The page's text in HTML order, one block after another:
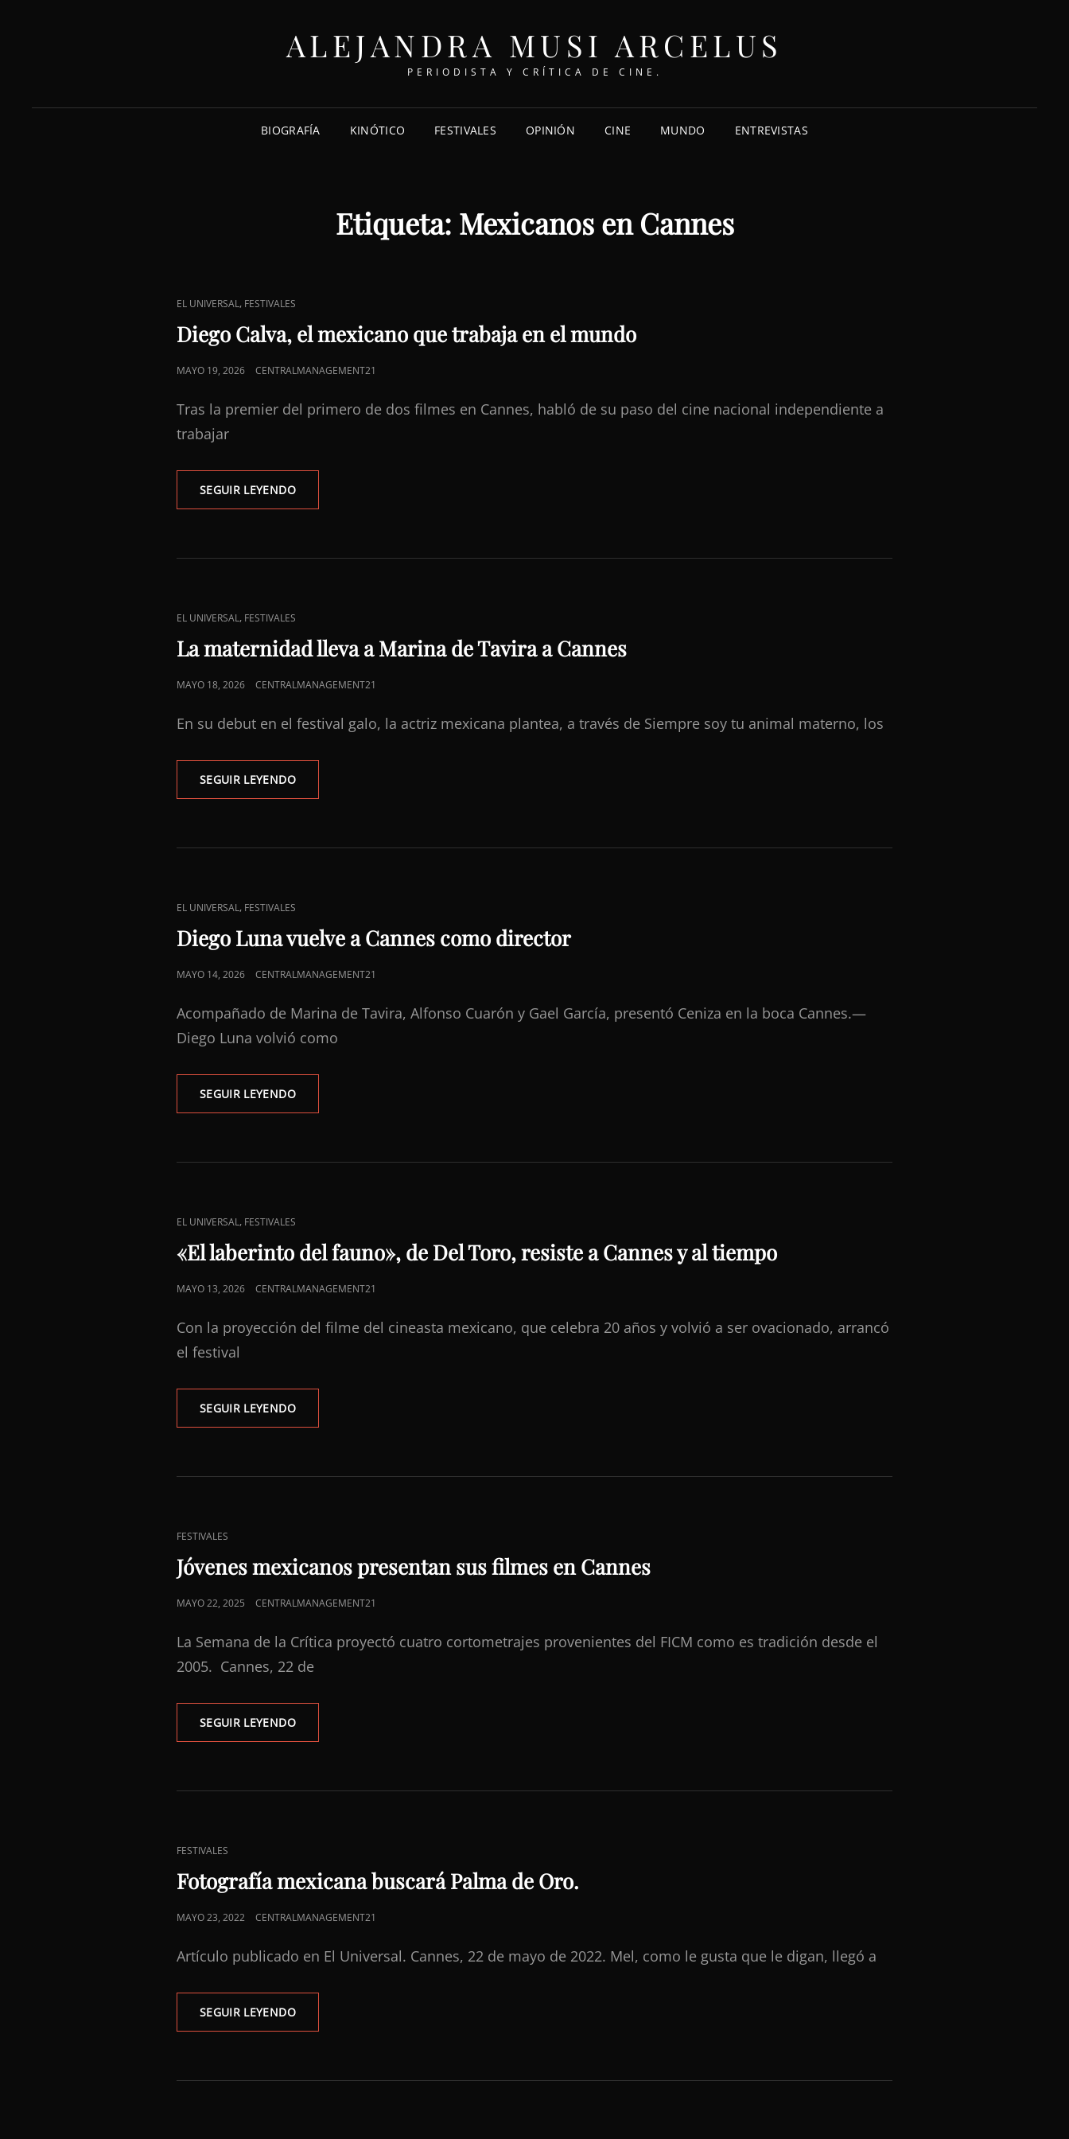
ALEJANDRA MUSI ARCELUS
PERIODISTA Y CRÍTICA DE CINE.
BIOGRAFÍA KINÓTICO FESTIVALES OPINIÓN CINE MUNDO ENTREVISTAS
Etiqueta: Mexicanos en Cannes
ENLACES
DE
CATEGORÍAS
EL UNIVERSAL, FESTIVALES
Diego Calva, el mexicano que trabaja en el mundo
PUBLICADO
MAYO 19, 2026 CENTRALMANAGEMENT21
Tras la premier del primero de dos filmes en Cannes, habló de su paso del cine nacional independiente a
trabajar
SEGUIR LEYENDODIEGO
CALVA,
QUE
MUNDO
ENLACES
DE
CATEGORÍAS
EL UNIVERSAL, FESTIVALES
La maternidad lleva a Marina de Tavira a Cannes
PUBLICADO
MAYO 18, 2026 CENTRALMANAGEMENT21
En su debut en el festival galo, la actriz mexicana plantea, a través de Siempre soy tu animal materno, los
SEGUIR LEYENDOLA
MATERNIDAD
MARINA
CANNES
ENLACES
DE
CATEGORÍAS
EL UNIVERSAL, FESTIVALES
Diego Luna vuelve a Cannes como director
PUBLICADO
MAYO 14, 2026 CENTRALMANAGEMENT21
Acompañado de Marina de Tavira, Alfonso Cuarón y Gael García, presentó Ceniza en la boca Cannes.—
Diego Luna volvió como
SEGUIR LEYENDODIEGO
LUNA
CANNES
ENLACES
DE
CATEGORÍAS
EL UNIVERSAL, FESTIVALES
«El laberinto del fauno», de Del Toro, resiste a Cannes y al tiempo
PUBLICADO
MAYO 13, 2026 CENTRALMANAGEMENT21
Con la proyección del filme del cineasta mexicano, que celebra 20 años y volvió a ser ovacionado, arrancó
el festival
SEGUIR LEYENDO«EL
LABERINTO
DE
CANNES
Y
TIEMPO
ENLACES
DE
CATEGORÍAS
FESTIVALES
Jóvenes mexicanos presentan sus filmes en Cannes
PUBLICADO
MAYO 22, 2025 CENTRALMANAGEMENT21
La Semana de la Crítica proyectó cuatro cortometrajes provenientes del FICM como es tradición desde el
2005. Cannes, 22 de
SEGUIR LEYENDOJÓVENES
MEXICANOS
FILMES
ENLACES
DE
CATEGORÍAS
FESTIVALES
Fotografía mexicana buscará Palma de Oro.
PUBLICADO
MAYO 23, 2022 CENTRALMANAGEMENT21
Artículo publicado en El Universal. Cannes, 22 de mayo de 2022. Mel, como le gusta que le digan, llegó a
SEGUIR LEYENDOFOTOGRAFÍA
MEXICANA
DE